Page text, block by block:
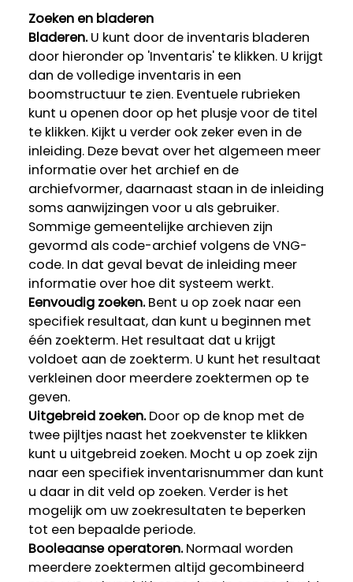
Zoeken en bladeren
Bladeren.U kunt door de inventaris bladeren
door hieronder op 'Inventaris' te klikken. U krijgt
dan de volledige inventaris in een
boomstructuur te zien. Eventuele rubrieken
kunt u openen door op het plusje voor de titel
te klikken. Kijkt u verder ook zeker even in de
inleiding. Deze bevat over het algemeen meer
informatie over het archief en de
archiefvormer, daarnaast staan in de inleiding
soms aanwijzingen voor u als gebruiker.
Sommige gemeentelijke archieven zijn
gevormd als code-archief volgens de VNG-
code. In dat geval bevat de inleiding meer
informatie over hoe dit systeem werkt.
Eenvoudig zoeken.Bent u op zoek naar een
specifiek resultaat, dan kunt u beginnen met
één zoekterm. Het resultaat dat u krijgt
voldoet aan de zoekterm. U kunt het resultaat
verkleinen door meerdere zoektermen op te
geven.
Uitgebreid zoeken.Door op de knop met de
twee pijltjes naast het zoekvenster te klikken
kunt u uitgebreid zoeken. Mocht u op zoek zijn
naar een specifiek inventarisnummer dan kunt
u daar in dit veld op zoeken. Verder is het
mogelijk om uw zoekresultaten te beperken
tot een bepaalde periode.
Booleaanse operatoren.Normaal worden
meerdere zoektermen altijd gecombineerd